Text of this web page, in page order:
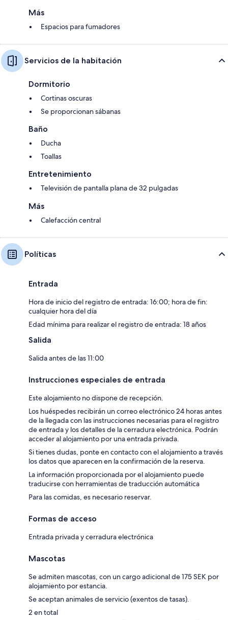
Más
Espacios para fumadores
Servicios de la habitación
Dormitorio
Cortinas oscuras
Se proporcionan sábanas
Baño
Ducha
Toallas
Entretenimiento
Televisión de pantalla plana de 32 pulgadas
Más
Calefacción central
Políticas
Entrada
Hora de inicio del registro de entrada: 16:00; hora de fin:
cualquier hora del día
Edad mínima para realizar el registro de entrada: 18 años
Salida
Salida antes de las 11:00
Instrucciones especiales de entrada
Este alojamiento no dispone de recepción.
Los huéspedes recibirán un correo electrónico 24 horas antes
de la llegada con las instrucciones necesarias para el registro
de entrada y los detalles de la cerradura electrónica. Podrán
acceder al alojamiento por una entrada privada.
Si tienes dudas, ponte en contacto con el alojamiento a través
los datos que aparecen en la confirmación de la reserva.
La información proporcionada por el alojamiento puede
traducirse con herramientas de traducción automática
Para las comidas, es necesario reservar.
Formas de acceso
Entrada privada y cerradura electrónica
Mascotas
Se admiten mascotas, con un cargo adicional de 175 SEK por
alojamiento por estancia.
Se aceptan animales de servicio (exentos de tasas).
2 en total